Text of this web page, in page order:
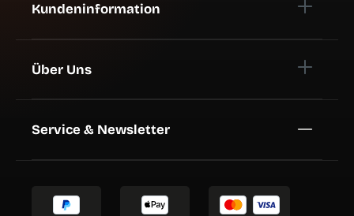
Kundeninformation
Über Uns
Service & Newsletter